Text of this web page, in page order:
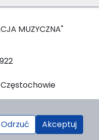
MUZYCZNA"
Częstochowie
sesji logowania, a
wykorzystuje pliki
Odrzuć Akceptuj